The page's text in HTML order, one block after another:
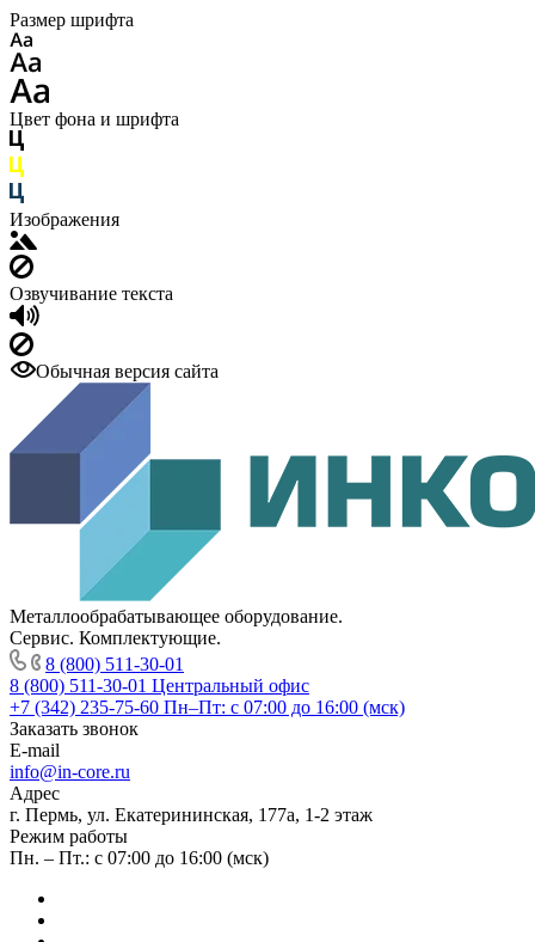
Размер шрифта
Цвет фона и шрифта
Изображения
Озвучивание текста
Обычная версия сайта
Металлообрабатывающее оборудование.
Сервис. Комплектующие.
8 (800) 511-30-01
8 (800) 511-30-01 Центральный офис
+7 (342) 235-75-60 Пн–Пт: с 07:00 до 16:00 (мск)
Заказать звонок
E-mail
info@in-core.ru
Адрес
г. Пермь, ул. ​Екатерининская, 177а, ​1-2 этаж
Режим работы
Пн. – Пт.: с 07:00 до 16:00 (мск)